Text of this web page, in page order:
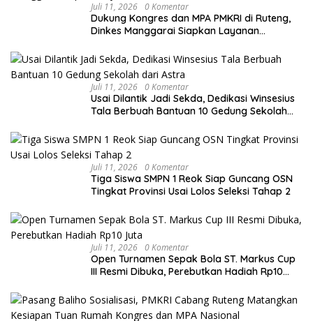
Juli 11, 2026 0 Komentar
Dukung Kongres dan MPA PMKRI di Ruteng,
Dinkes Manggarai Siapkan Layanan
Juli 11, 2026 0 Komentar
Usai Dilantik Jadi Sekda, Dedikasi Winsesius
Tala Berbuah Bantuan 10 Gedung Sekolah
Juli 11, 2026 0 Komentar
Tiga Siswa SMPN 1 Reok Siap Guncang OSN
Tingkat Provinsi Usai Lolos Seleksi Tahap 2
Juli 11, 2026 0 Komentar
Open Turnamen Sepak Bola ST. Markus Cup
III Resmi Dibuka, Perebutkan Hadiah Rp10